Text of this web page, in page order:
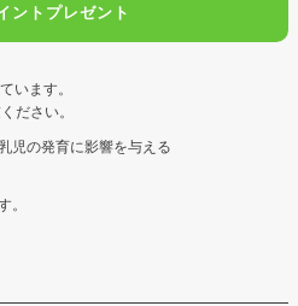
ントプレゼント
います。
ださい。
児の発育に影響を与える
。